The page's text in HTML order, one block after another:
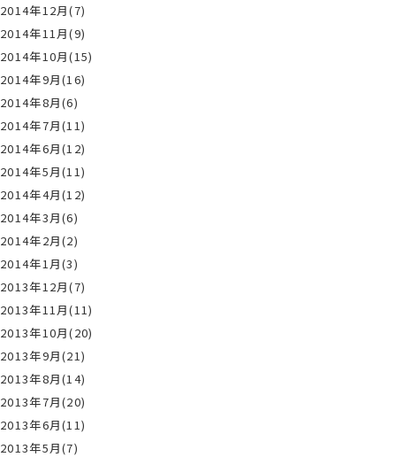
2014年12月(7)
2014年11月(9)
2014年10月(15)
2014年9月(16)
2014年8月(6)
2014年7月(11)
2014年6月(12)
2014年5月(11)
2014年4月(12)
2014年3月(6)
2014年2月(2)
2014年1月(3)
2013年12月(7)
2013年11月(11)
2013年10月(20)
2013年9月(21)
2013年8月(14)
2013年7月(20)
2013年6月(11)
2013年5月(7)